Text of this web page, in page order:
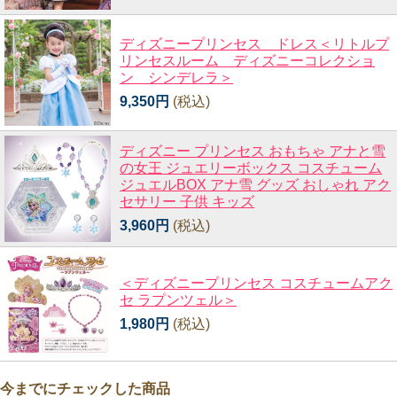
ディズニープリンセス ドレス＜リトルプ
リンセスルーム ディズニーコレクショ
ン シンデレラ＞
9,350円 (税込)
ディズニー プリンセス おもちゃ アナと雪
の女王 ジュエリーボックス コスチューム
ジュエルBOX アナ雪 グッズ おしゃれ アク
セサリー 子供 キッズ
3,960円 (税込)
＜ディズニープリンセス コスチュームアク
セ ラプンツェル＞
1,980円 (税込)
今までにチェックした商品